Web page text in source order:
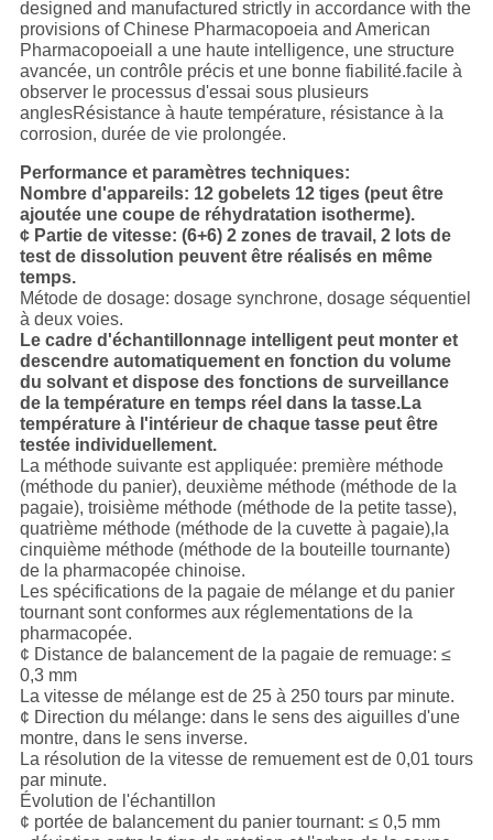
designed and manufactured strictly in accordance with the
provisions of Chinese Pharmacopoeia and American
PharmacopoeiaIl a une haute intelligence, une structure
avancée, un contrôle précis et une bonne fiabilité.facile à
observer le processus d'essai sous plusieurs
anglesRésistance à haute température, résistance à la
corrosion, durée de vie prolongée.
Performance et paramètres techniques:
Nombre d'appareils: 12 gobelets 12 tiges (peut être
ajoutée une coupe de réhydratation isotherme).
¢ Partie de vitesse: (6+6) 2 zones de travail, 2 lots de
test de dissolution peuvent être réalisés en même
temps.
Métode de dosage: dosage synchrone, dosage séquentiel
à deux voies.
Le cadre d'échantillonnage intelligent peut monter et
descendre automatiquement en fonction du volume
du solvant et dispose des fonctions de surveillance
de la température en temps réel dans la tasse.La
température à l'intérieur de chaque tasse peut être
testée individuellement.
La méthode suivante est appliquée: première méthode
(méthode du panier), deuxième méthode (méthode de la
pagaie), troisième méthode (méthode de la petite tasse),
quatrième méthode (méthode de la cuvette à pagaie),la
cinquième méthode (méthode de la bouteille tournante)
de la pharmacopée chinoise.
Les spécifications de la pagaie de mélange et du panier
tournant sont conformes aux réglementations de la
pharmacopée.
¢ Distance de balancement de la pagaie de remuage: ≤
0,3 mm
La vitesse de mélange est de 25 à 250 tours par minute.
¢ Direction du mélange: dans le sens des aiguilles d'une
montre, dans le sens inverse.
La résolution de la vitesse de remuement est de 0,01 tours
par minute.
Évolution de l'échantillon
¢ portée de balancement du panier tournant: ≤ 0,5 mm